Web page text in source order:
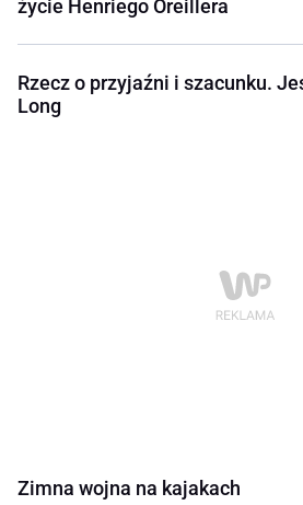
życie Henriego Oreillera
Rzecz o przyjaźni i szacunku.
Long
Zimna wojna na kajakach